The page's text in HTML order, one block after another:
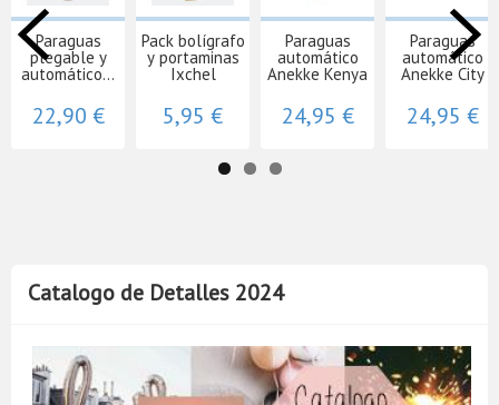
Catalogo de Detalles 2024
Paraguas
plegable y
automático...
22,90 €
Pack bolígrafo
y portaminas
Ixchel
5,95 €
Paraguas
automático
Anekke Kenya
24,95 €
Paraguas
automático
Anekke City
24,95 €